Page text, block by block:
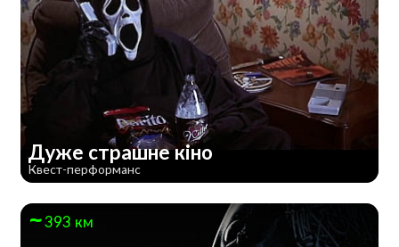
Дуже страшне кiно
Квест-перформанс
393 км